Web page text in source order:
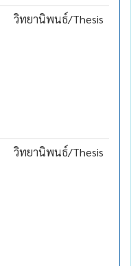
วิทยานิพนธ์/Thesis
วิทยานิพนธ์/Thesis